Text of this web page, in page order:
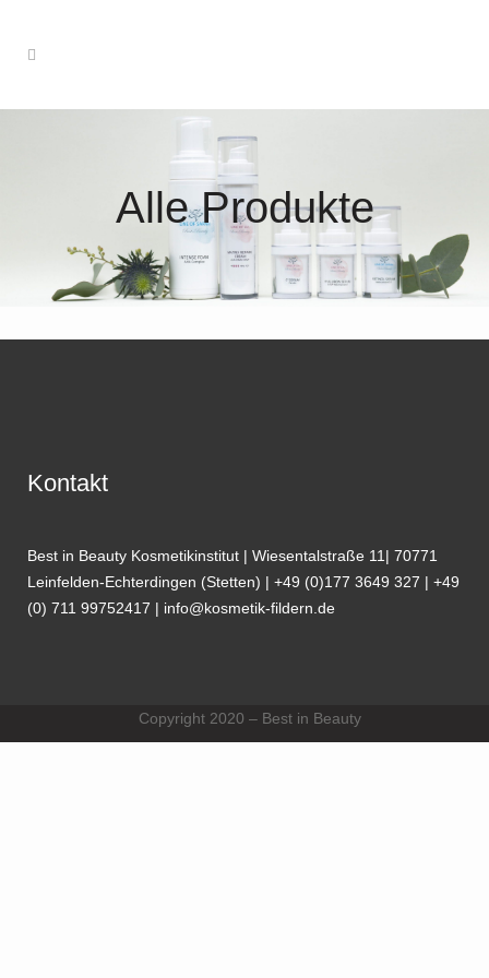
Alle Produkte
Kontakt
Best in Beauty Kosmetikinstitut | Wiesentalstraße 11| 70771
Leinfelden-Echterdingen (Stetten) | +49 (0)177 3649 327 | +49
(0) 711 99752417 | info@kosmetik-fildern.de
Copyright 2020 – Best in Beauty